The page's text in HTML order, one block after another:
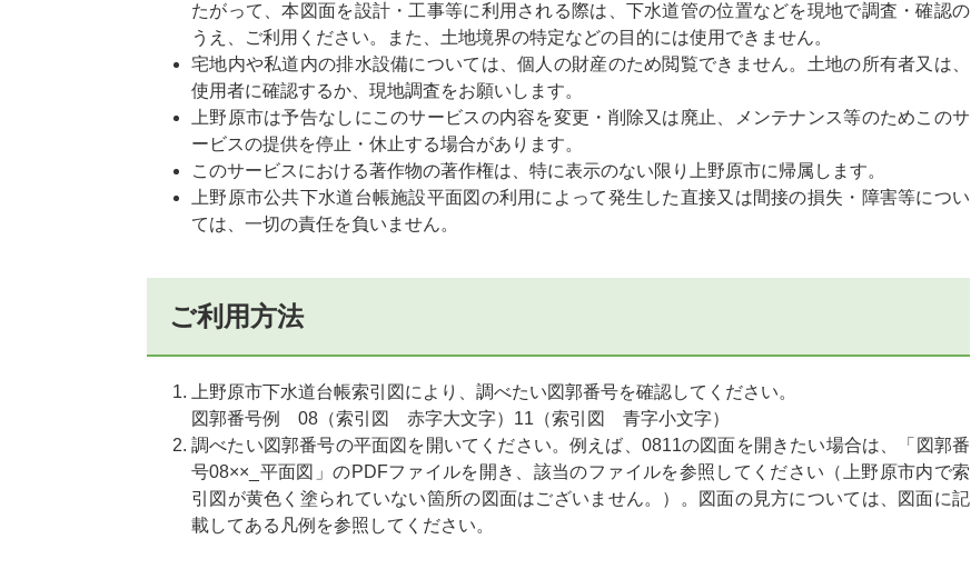
たがって、本図面を設計・工事等に利用される際は、下水道管の位置などを現地で調査・確認の
うえ、ご利用ください。また、土地境界の特定などの目的には使用できません。
宅地内や私道内の排水設備については、個人の財産のため閲覧できません。土地の所有者又は、
使用者に確認するか、現地調査をお願いします。
上野原市は予告なしにこのサービスの内容を変更・削除又は廃止、メンテナンス等のためこのサ
ービスの提供を停止・休止する場合があります。
このサービスにおける著作物の著作権は、特に表示のない限り上野原市に帰属します。
上野原市公共下水道台帳施設平面図の利用によって発生した直接又は間接の損失・障害等につい
ては、一切の責任を負いません。
ご利用方法
上野原市下水道台帳索引図により、調べたい図郭番号を確認してください。
図郭番号例 08（索引図 赤字大文字）11（索引図 青字小文字）
調べたい図郭番号の平面図を開いてください。例えば、0811の図面を開きたい場合は、「図郭番
号08××_平面図」のPDFファイルを開き、該当のファイルを参照してください（上野原市内で索
引図が黄色く塗られていない箇所の図面はございません。）。図面の見方については、図面に記
載してある凡例を参照してください。